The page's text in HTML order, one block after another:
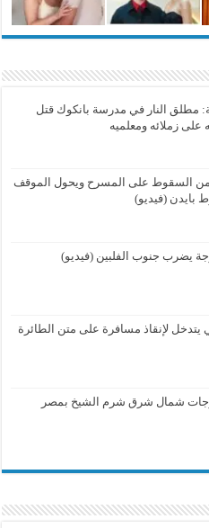
مطلق النار في مدرسة بانكوك قتل
على زملائه ومعلميه
من السقوط على المسرح ويحول الموقف
بايدن (فيديو)
يتدخل لإنقاذ مسافرة على متن الطائرة